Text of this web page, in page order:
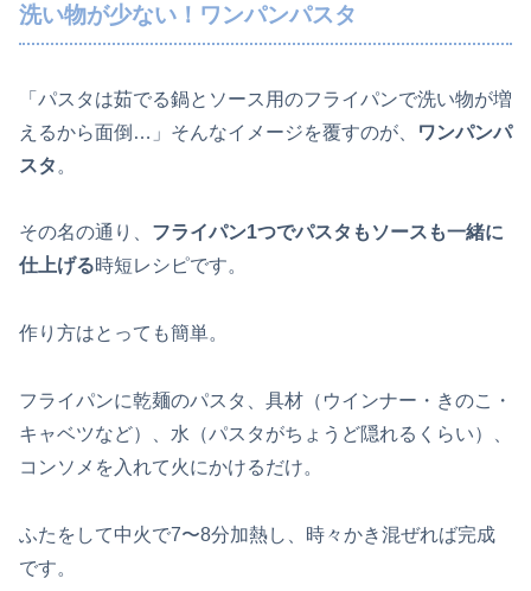
洗い物が少ない！ワンパンパスタ
「パスタは茹でる鍋とソース用のフライパンで洗い物が増
えるから面倒…」そんなイメージを覆すのが、
ワンパンパ
スタ 。
その名の通り、 フライパン1つでパスタもソースも一緒に
仕上げる時短レシピです。
作り方はとっても簡単。
フライパンに乾麺のパスタ、具材（ウインナー・きのこ・
キャベツなど）、水（パスタがちょうど隠れるくらい）、
コンソメを入れて火にかけるだけ。
ふたをして中火で7〜8分加熱し、時々かき混ぜれば完成
です。